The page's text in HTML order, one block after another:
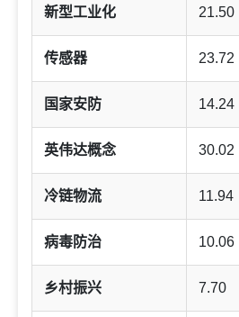
新型工业化 21.50
传感器 23.72
国家安防 14.24
英伟达概念 30.02
冷链物流 11.94
病毒防治 10.06
乡村振兴 7.70